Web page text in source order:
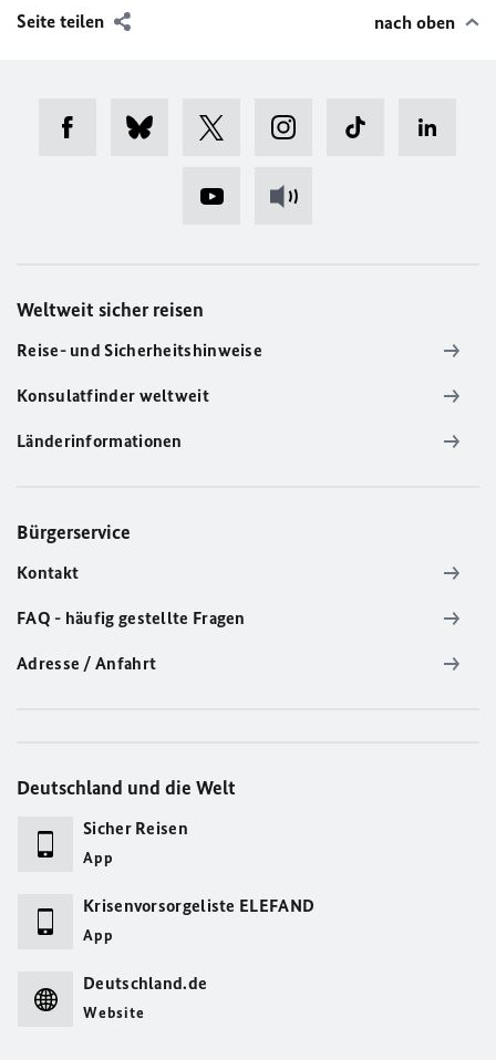
Seite teilen nach oben
Weltweit sicher reisen
Reise- und Sicherheitshinweise
Konsulatfinder weltweit
Länderinformationen
Bürgerservice
Kontakt
FAQ - häufig gestellte Fragen
Adresse / Anfahrt
Deutschland und die Welt
Sicher Reisen
App
Krisenvorsorgeliste ELEFAND
App
Deutschland.de
Website